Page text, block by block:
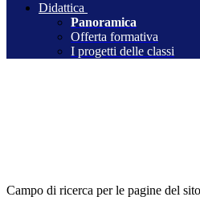
Didattica
Panoramica
Offerta formativa
I progetti delle classi
Campo di ricerca per le pagine del sito